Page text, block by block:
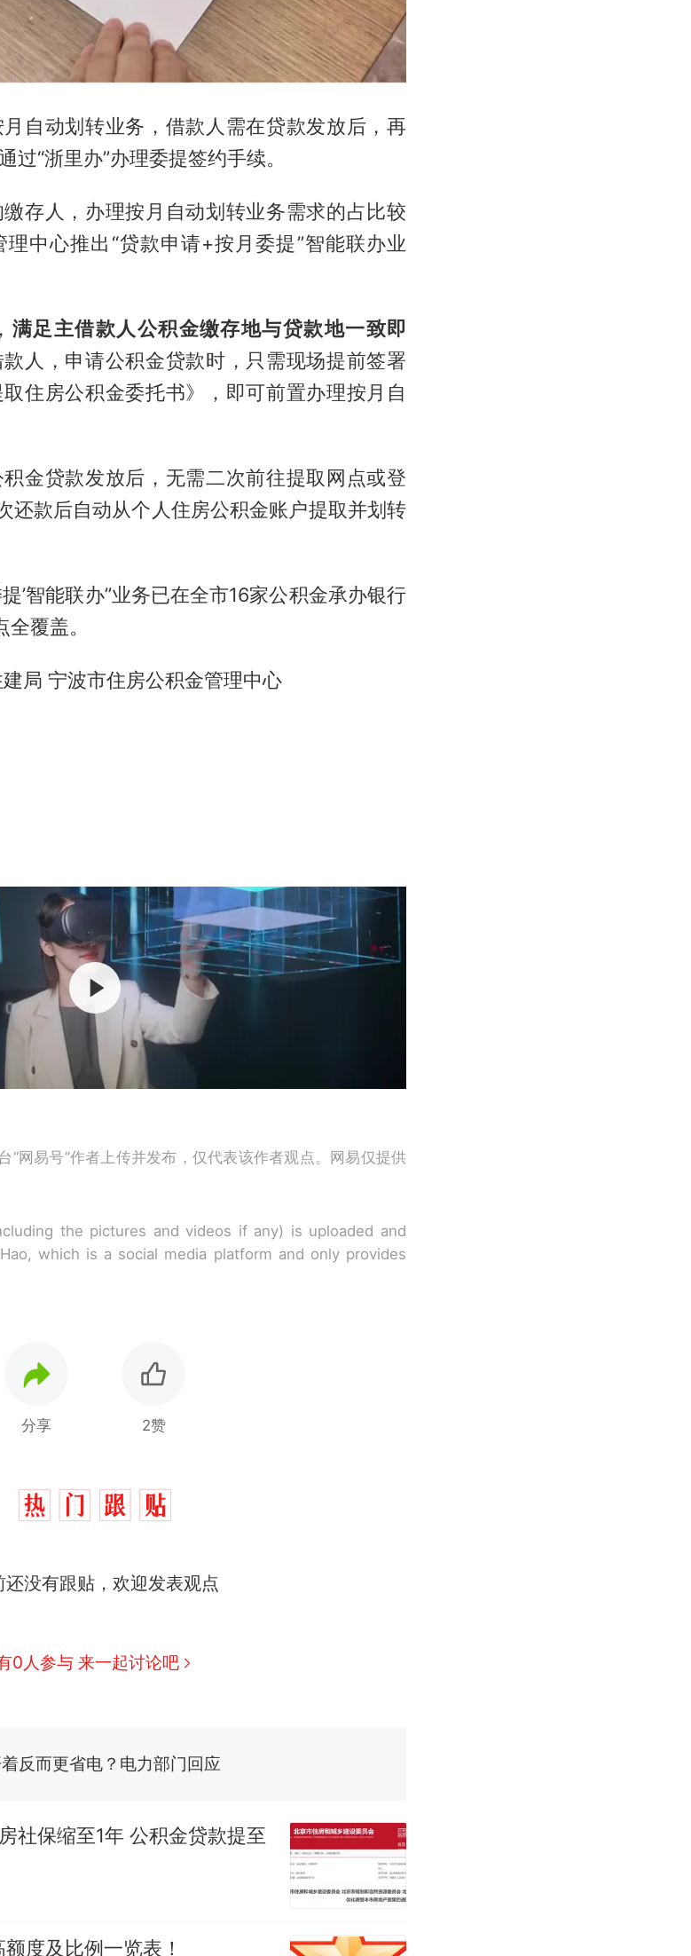
自动划转业务，借款人需在贷款发放后，再
过“浙里办”办理委提签约手续。
存人，办理按月自动划转业务需求的占比较
中心推出“贷款申请+按月委提”智能联办业
满足主借款人公积金缴存地与贷款地一致即
人，申请公积金贷款时，只需现场提前签署
取住房公积金委托书》，即可前置办理按月自
金贷款发放后，无需二次前往提取网点或登
还款后自动从个人住房公积金账户提取并划转
’智能联办”业务已在全市16家公积金承办银行
覆盖。
局 宁波市住房公积金管理中心
“网易号”作者上传并发布，仅代表该作者观点。网易仅提供
the pictures and videos if any) is uploaded and
which is a social media platform and only provides
分享 2赞
还没有跟贴，欢迎发表观点
0人参与 来一起讨论吧
放菜刀的女孩，因老师一句“跟我回家”改写了人生
物理教师，笔试前13名均遭淘汰？教育局：已叫停
反而更省电？电力部门回应
社保缩至1年 公积金贷款提至
度及比例一览表！